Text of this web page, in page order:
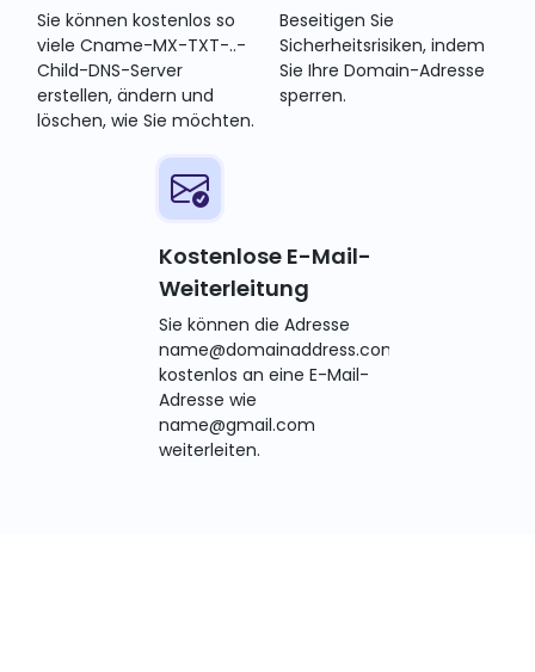
Sie können kostenlos so
viele Cname-MX-TXT-..-
Child-DNS-Server
erstellen, ändern und
löschen, wie Sie möchten.
Beseitigen Sie
Sicherheitsrisiken, indem
Sie Ihre Domain-Adresse
sperren.
Kostenlose E-Mail-
Weiterleitung
Sie können die Adresse
name@domainaddress.com
kostenlos an eine E-Mail-
Adresse wie
name@gmail.com
weiterleiten.